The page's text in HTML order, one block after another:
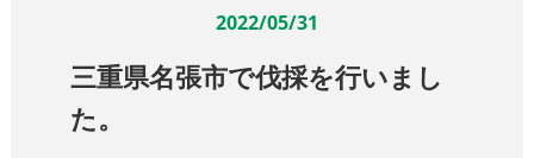
2022/05/31
三重県名張市で伐採を行いまし
た。